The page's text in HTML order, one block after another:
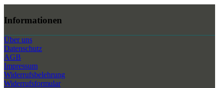
Informationen
Über uns
Datenschutz
AGB
Impressum
Widerrufsbelehrung
Widerrufsformular